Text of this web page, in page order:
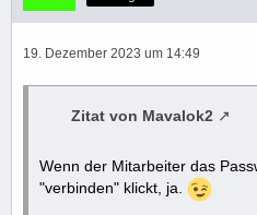
19. Dezember 2023 um 14:49
Zitat von Mavalok2
Wenn der Mitarbeiter das
"verbinden" klickt, ja.